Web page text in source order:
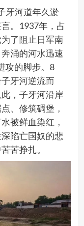
河道年久淤
。
1937年，占
了阻止日军南
涌的河水迅速
攻的脚步。8
牙河逆流而
，子牙河沿岸
、修筑碉堡，
被鲜血染红，
陷亡国奴的悲
苦挣扎。